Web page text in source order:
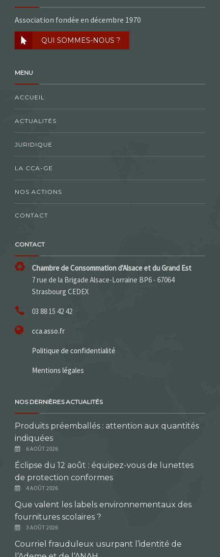
Association fondée en décembre 1970
QUI SOMMES-NOUS ?
MENU
ACCUEIL
ACTUALITÉS
JURIDIQUE
LA CCA-GE
NOS ACTIONS
CONTACT
CONTACT
Chambre de Consommation d'Alsace et du Grand Est
7 rue de la Brigade Alsace-Lorraine BP6 - 67064
Strasbourg CEDEX
03 88 15 42 42
cca.asso.fr
Politique de confidentialité
Mentions légales
NOS DERNIÈRES ACTUALITÉS
Produits préemballés : attention aux quantités
indiquées
6 AOÛT 2026
Éclipse du 12 août : équipez-vous de lunettes
de protection conformes
4 AOÛT 2026
Que valent les labels environnementaux des
fournitures scolaires ?
3 AOÛT 2026
Courriel frauduleux usurpant l’identité de